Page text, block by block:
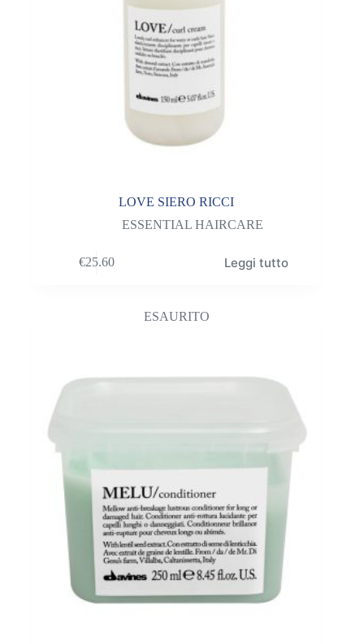
LOVE SIERO RICCI
ESSENTIAL HAIRCARE
€25.60 Leggi tutto
ESAURITO